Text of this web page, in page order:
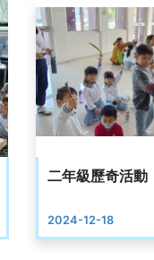
二年級歷奇活動
2024-12-18